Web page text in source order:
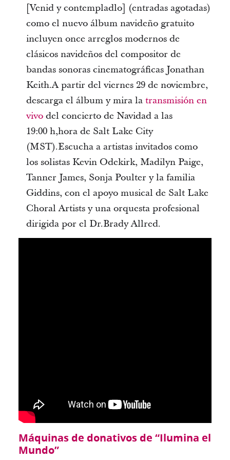
[Venid y contempladlo] (entradas agotadas)
como el nuevo álbum navideño gratuito
incluyen once arreglos modernos de
clásicos navideños del compositor de
bandas sonoras cinematográficas Jonathan
Keith.A partir del viernes 29 de noviembre,
descarga el álbum y mira la transmisión en
vivodel concierto de Navidad a las
19:00 h,hora de Salt Lake City
(MST).Escucha a artistas invitados como
los solistas Kevin Odekirk, Madilyn Paige,
Tanner James, Sonja Poulter y la familia
Giddins, con el apoyo musical de Salt Lake
Choral Artists y una orquesta profesional
dirigida por el Dr.Brady Allred.
Máquinas de donativos de “Ilumina el
Mundo”